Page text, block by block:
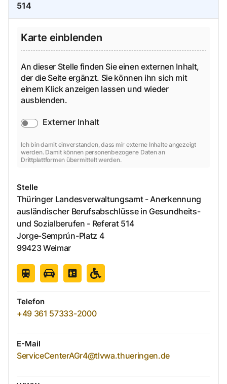
514
Karte einblenden
An dieser Stelle finden Sie einen externen Inhalt,
der die Seite ergänzt. Sie können ihn sich mit
einem Klick anzeigen lassen und wieder
ausblenden.
Externer Inhalt
Ich bin damit einverstanden, dass mir externe Inhalte angezeigt
werden. Damit können personenbezogene Daten an
Drittplattformen übermittelt werden.
Stelle
Thüringer Landesverwaltungsamt - Anerkennung
ausländischer Berufsabschlüsse in Gesundheits-
und Sozialberufen - Referat 514
Jorge-Semprún-Platz 4
99423Weimar
Telefon
+49 361 57333-2000
E-Mail
ServiceCenterAGr4@tlvwa.thueringen.de